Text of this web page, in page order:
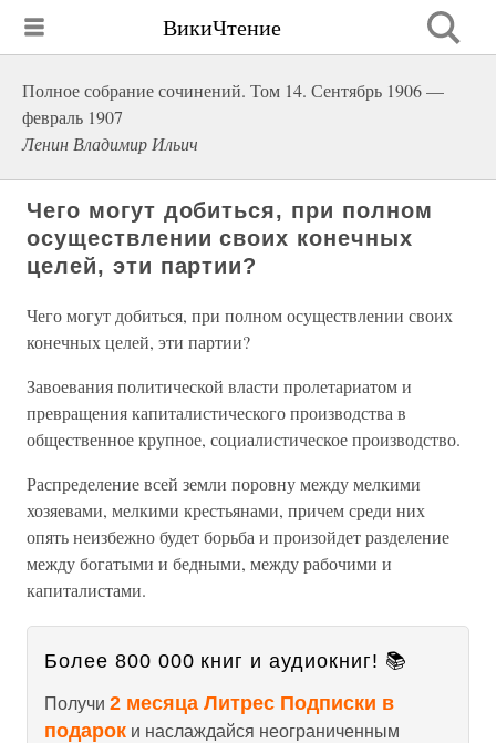
ВикиЧтение
Полное собрание сочинений. Том 14. Сентябрь 1906 —
февраль 1907
Ленин Владимир Ильич
Чего могут добиться, при полном
осуществлении своих конечных
целей, эти партии?
Чего могут добиться, при полном осуществлении своих
конечных целей, эти партии?
Завоевания политической власти пролетариатом и
превращения капиталистического производства в
общественное крупное, социалистическое производство.
Распределение всей земли поровну между мелкими
хозяевами, мелкими крестьянами, причем среди них
опять неизбежно будет борьба и произойдет разделение
между богатыми и бедными, между рабочими и
капиталистами.
Более 800 000 книг и аудиокниг! 📚
Получи 2 месяца Литрес Подписки в
подарок и наслаждайся неограниченным